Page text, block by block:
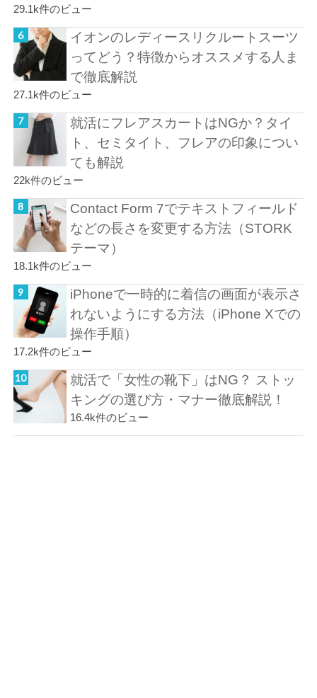
29.1k件のビュー
イオンのレディースリクルートスーツ
ってどう？特徴からオススメする人ま
で徹底解説
27.1k件のビュー
就活にフレアスカートはNGか？タイ
ト、セミタイト、フレアの印象につい
ても解説
22k件のビュー
Contact Form 7でテキストフィールド
などの長さを変更する方法（STORK
テーマ）
18.1k件のビュー
iPhoneで一時的に着信の画面が表示さ
れないようにする方法（iPhone Xでの
操作手順）
17.2k件のビュー
就活で「女性の靴下」はNG？ ストッ
キングの選び方・マナー徹底解説！
16.4k件のビュー